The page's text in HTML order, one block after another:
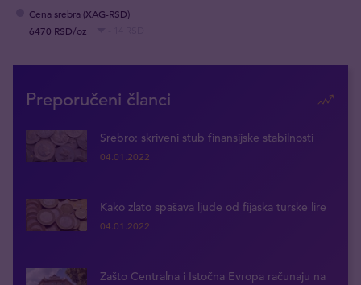
Cena srebra (XAG-RSD)
6470 RSD/oz
Preporučeni članci
Srebro: skriveni stub finansijske stabilnosti
04.01.2022
Kako zlato spašava ljude od fijaska turske lire
04.01.2022
Zašto Centralna i Istočna Evropa računaju na